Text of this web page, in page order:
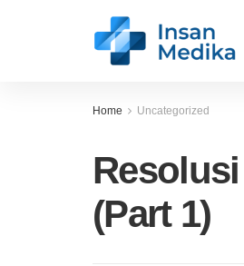
Home Uncategorized
(Part 1)